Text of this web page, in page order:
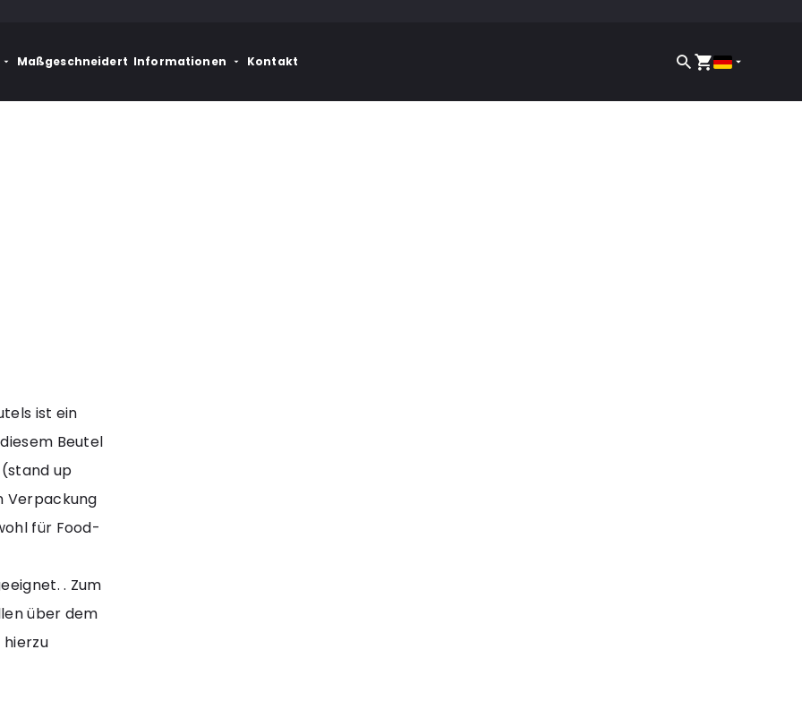
Maßgeschneidert Informationen Kontakt
ist ein
Beutel
up
Verpackung
für Food-
. Zum
über dem